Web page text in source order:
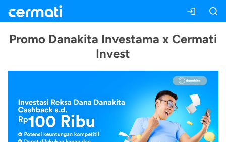
Promo Danakita Investama x Cermati
Invest